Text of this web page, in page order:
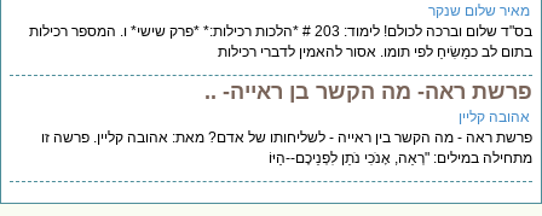
מאיר שלום שנקר
בס"ד שלום וברכה לכולם! לימוד: 203 # *הלכות רכילות:* *פרק שישי* ו. המספר רכילות
בתום לב כמֵשִׂיחַ לפי תומו. אסור להאמין לדברי רכילות
פרשת ראה- מה הקשר בן ראייה- ..
אהובה קליין
פרשת ראה - מה הקשר בין ראייה - לשליחותו של אדם? מאת: אהובה קליין. פרשה זו
מתחילה במילים: "רְאֵה, אָנֹכִי נֹתֵן לִפְנֵיכֶם--הַיּוֹ